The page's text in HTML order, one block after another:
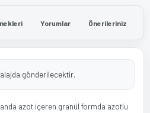
Yorumlar Önerileriniz
gönderilecektir.
azot içeren granül formda azotlu